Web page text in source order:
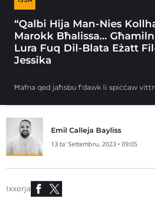
“Qalbi Hija Man-Nies
Marokk Bħalissa…
Lura Fuq Dil-Blata Eżatt
Jessika
Ħafna qed jaħsbu f'dawk li spiċċaw
Emil Calleja Bayliss
13 ta' Settembru, 2023 • 09:05
Ixxerja